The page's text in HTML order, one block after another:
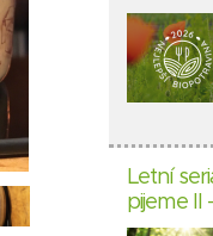
Letní
pijeme II